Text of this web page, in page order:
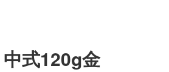
中式120g金